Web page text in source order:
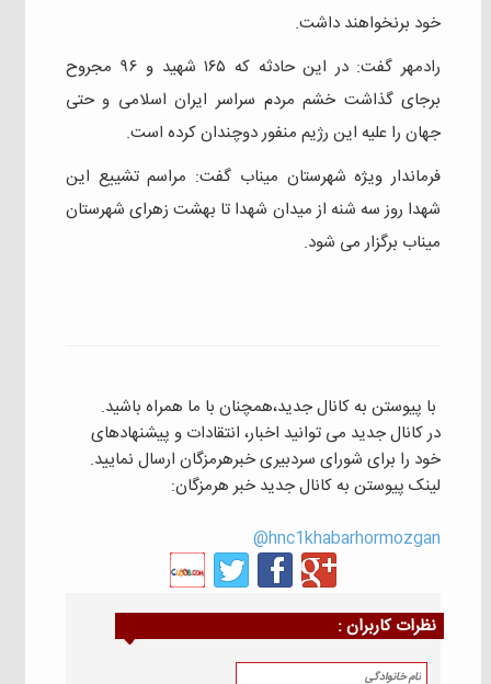
خود برنخواهند داشت.
رادمهر گفت: در این حادثه که ۱۶۵ شهید و ۹۶ مجروح
برجای گذاشت خشم مردم سراسر ایران اسلامی و حتی
جهان را علیه این رژیم منفور دوچندان کرده است.
فرماندار ویژه شهرستان میناب گفت: مراسم تشییع این
شهدا روز سه شنه از میدان شهدا تا بهشت زهرای شهرستان
میناب برگزار می شود.
با پیوستن به کانال جدید،همچنان با ما همراه باشید.
در کانال جدید می توانید اخبار، انتقادات و پیشنهادهای
خود را برای شورای سردبیری خبرهرمزگان ارسال نمایید.
لینک پیوستن به کانال جدید خبر هرمزگان:
hnc1khabarhormozgan@
نظرات كاربران :